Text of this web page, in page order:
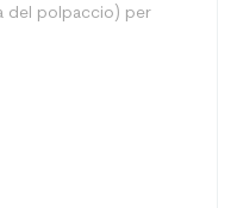
del polpaccio) per